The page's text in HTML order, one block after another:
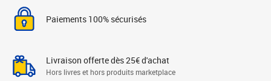
Paiements 100% sécurisés
Livraison offerte dès 25€ d'achat
Hors livres et hors produits marketplace